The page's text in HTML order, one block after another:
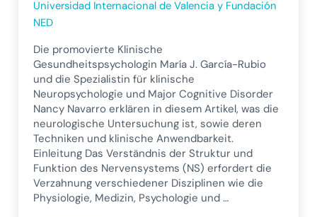
Universidad Internacional de Valencia y Fundación
NED
Die promovierte Klinische
Gesundheitspsychologin María J. García-Rubio
und die Spezialistin für klinische
Neuropsychologie und Major Cognitive Disorder
Nancy Navarro erklären in diesem Artikel, was die
neurologische Untersuchung ist, sowie deren
Techniken und klinische Anwendbarkeit.
Einleitung Das Verständnis der Struktur und
Funktion des Nervensystems (NS) erfordert die
Verzahnung verschiedener Disziplinen wie die
Physiologie, Medizin, Psychologie und …